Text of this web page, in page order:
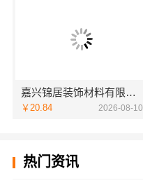
嘉兴锦居装饰材料有限公司嘉兴高端装饰地址查询
￥20.84 2026-08-10
热门资讯